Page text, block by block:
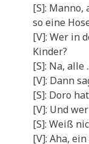
[S]: Man­no,
so eine
[V]: Wer in
Kinder?
[S]: Na, alle
[V]: Dann
[S]: Doro
[V]: Und
[S]: Weiß
[V]: Aha,